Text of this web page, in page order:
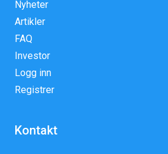
Nyheter
Artikler
FAQ
Investor
Logg inn
Registrer
Kontakt